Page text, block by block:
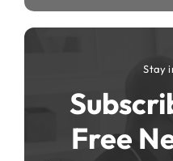
Stay
Free